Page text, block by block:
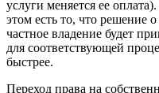
услуги меняется ее
этом есть то, что решение
частное владение будет
для соответствующей
быстрее.
Переход права на